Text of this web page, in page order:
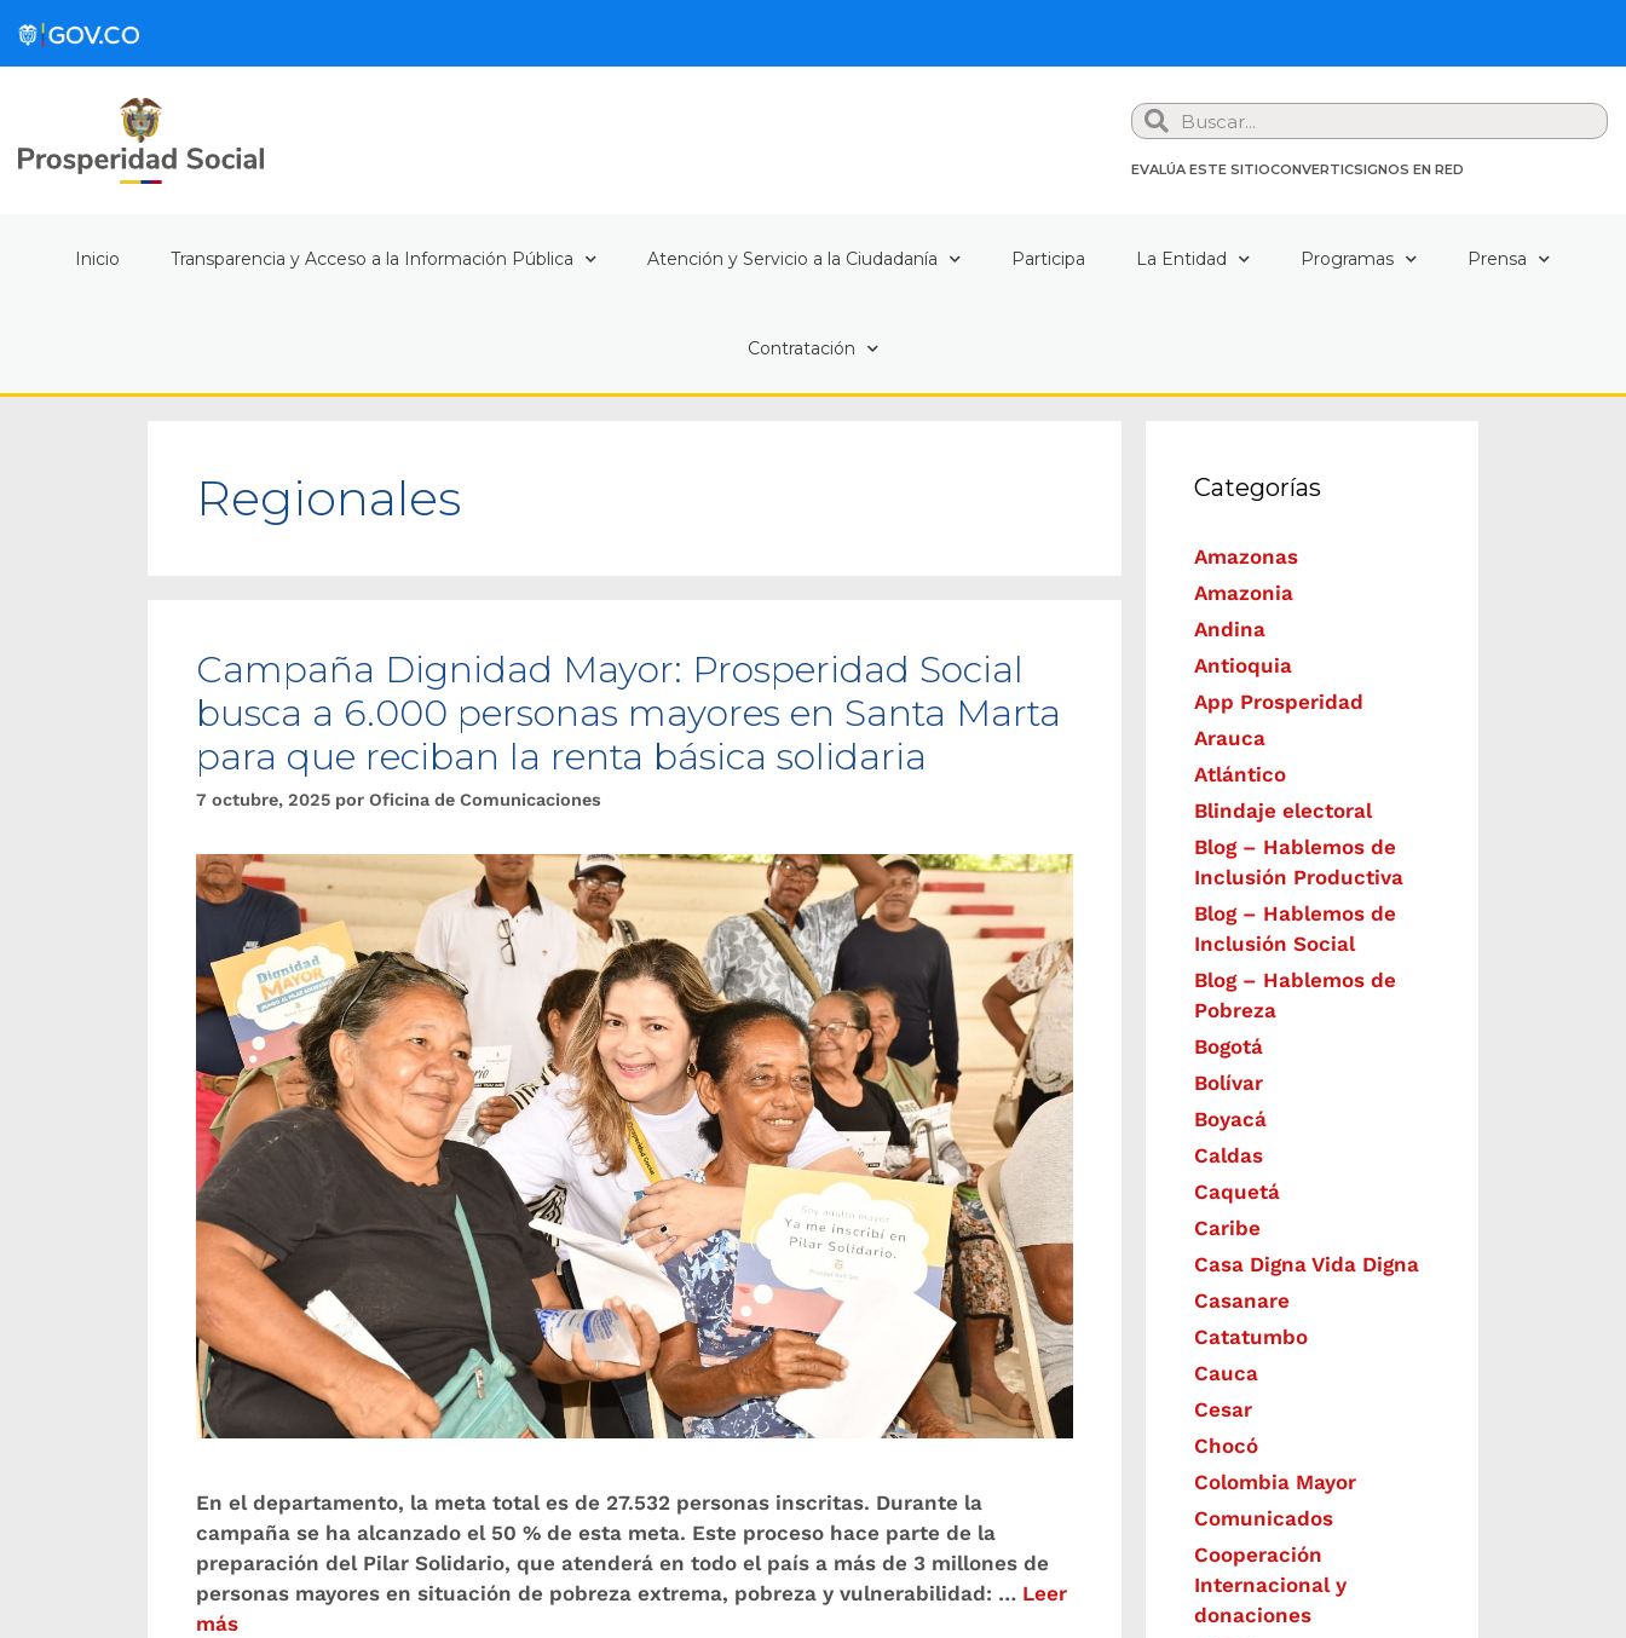
Search
EVALÚA ESTE SITIOCONVERTICSIGNOS EN RED
Inicio Transparencia y Acceso a la Información Pública Atención y Servicio a la Ciudadanía Participa La Entidad Programas Prensa
Contratación
Regionales
Campaña Dignidad Mayor: Prosperidad Social
busca a 6.000 personas mayores en Santa Marta
para que reciban la renta básica solidaria
7 octubre, 2025 por Oficina de Comunicaciones
En el departamento, la meta total es de 27.532 personas inscritas. Durante la
campaña se ha alcanzado el 50 % de esta meta. Este proceso hace parte de la
preparación del Pilar Solidario, que atenderá en todo el país a más de 3 millones de
personas mayores en situación de pobreza extrema, pobreza y vulnerabilidad: … Leer
más
Categorías
Amazonas
Amazonia
Andina
Antioquia
App Prosperidad
Arauca
Atlántico
Blindaje electoral
Blog – Hablemos de
Inclusión Productiva
Blog – Hablemos de
Inclusión Social
Blog – Hablemos de
Pobreza
Bogotá
Bolívar
Boyacá
Caldas
Caquetá
Caribe
Casa Digna Vida Digna
Casanare
Catatumbo
Cauca
Cesar
Chocó
Colombia Mayor
Comunicados
Cooperación
Internacional y
donaciones